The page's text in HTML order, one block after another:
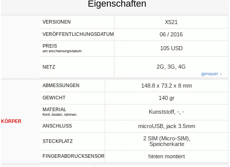
Eigenschaften
VERSIONEN X521
VERÖFFENTLICHUNGSDATUM 06 / 2016
PREIS
am erscheinungsdatum 105 USD
NETZ 2G, 3G, 4G
genauer ↓
KÖRPER
ABMESSUNGEN 148.8 x 73.2 x 8 mm
GEWICHT 140 gr
MATERIAL
front, boden, rahmen Kunststoff, -, -
ANSCHLUSS microUSB, jack 3.5mm
STECKPLATZ
2 SIM (Micro-SIM),
Speicherkarte
FINGERABDRUCKSENSOR hinten montiert